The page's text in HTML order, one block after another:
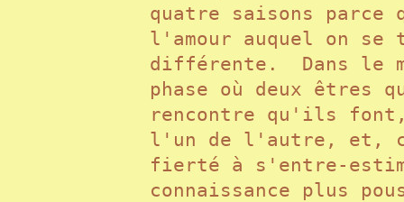
quatre saisons parce
l'amour auquel on
différente. Dans le
phase où deux êtres
rencontre qu'ils
l'un de l'autre, et,
fierté à s'entre-
connaissance plus